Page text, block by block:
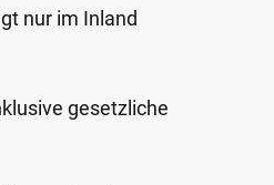
nur im Inland
gesetzliche